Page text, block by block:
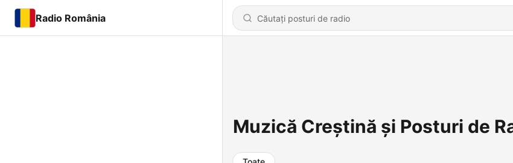
Radio România
Muzică Creștină și Posturi de